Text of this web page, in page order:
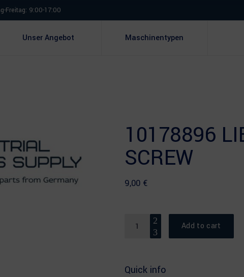
Freitag: 9:00-17:00
Unser Angebot Maschinentypen
10178896
SCREW
9,00 €
Quantity
Add to cart
Quick info